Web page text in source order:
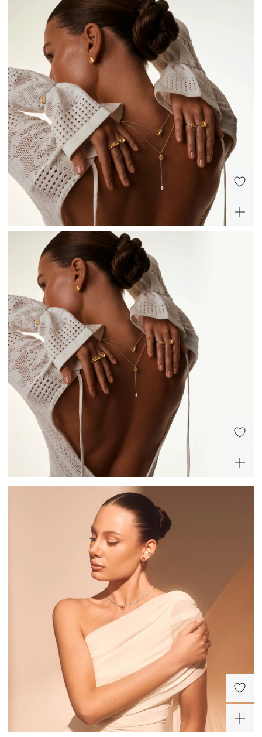
Сити Молл (СПб)
Коломяжский просп., д.17
Пионерская
Режим работы
10:00 - 22:00
Серебряное крупное
кольцо с желтым
фианитом
13 900 ₽
Серебряное кольцо с
лимонным цитрином
11 550 ₽
-20% ХИТ
Серебряное кольцо с
лимонным цитрином
Эмеральд
13 200 ₽
Серебряное кольцо с
лимонным цитрином
11 550 ₽
Серебряное колье с
лимонным цитрином и
фианитом
25 100 ₽
Серебряный браслет с
лимонным цитрином
17 100 ₽
Серебряное кольцо с
цитринами Ашер
-30%
Серебряное кольцо с
лимонным цитрином и
фианитами
9 520 ₽
Серебряные серьги с
лимонным цитрином
Серебряное колье с
лимонным цитрином и
фианитом
25 100 ₽
-30%